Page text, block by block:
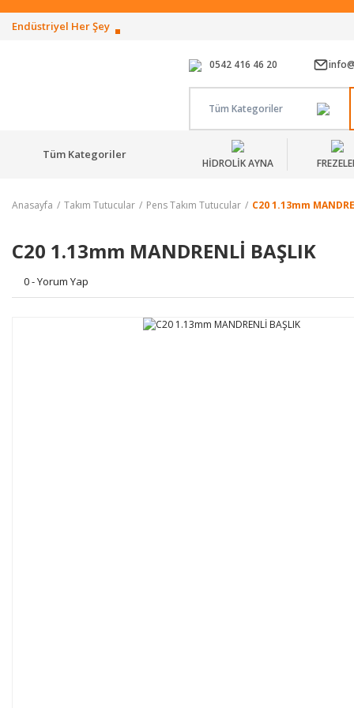
Endüstriyel Her Şey
0542 416 46 20
Tüm Kategoriler
Tüm Kategoriler
HİDROLİK AYNA
Anasayfa Takım Tutucular Pens Takım Tutucular C20 1.13mm
C20 1.13mm MANDRENLİ BAŞLIK
0 - Yorum Yap